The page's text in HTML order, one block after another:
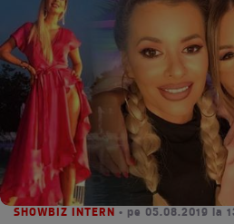
SHOWBIZ INTERN • pe 05.08.2019 la